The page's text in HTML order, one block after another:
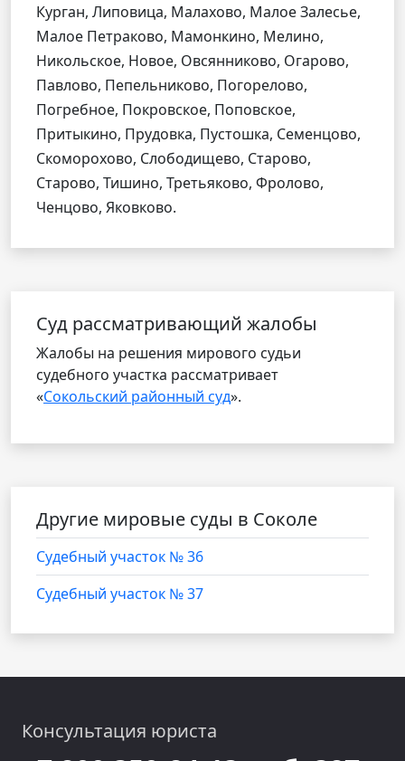
Курган, Липовица, Малахово, Малое Залесье,
Малое Петраково, Мамонкино, Мелино,
Никольское, Новое, Овсянниково, Огарово,
Павлово, Пепельниково, Погорелово,
Погребное, Покровское, Поповское,
Притыкино, Прудовка, Пустошка, Семенцово,
Скоморохово, Слободищево, Старово,
Старово, Тишино, Третьяково, Фролово,
Ченцово, Яковково.
Cуд рассматривающий жалобы
Жалобы на решения мирового судьи
судебного участка рассматривает
«Сокольский районный суд».
Другие мировые суды в Соколе
Cудебный участок № 36
Cудебный участок № 37
Консультация юриста